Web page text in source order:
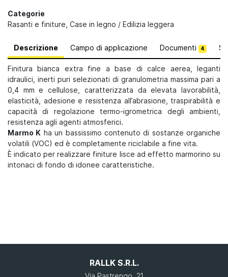
Descrizione Campo di applicazione Documenti 4
Finitura bianca extra fine a base di calce aerea, leganti
idraulici, inerti puri selezionati di granulometria massima pari a
0,4 mm e cellulose, caratterizzata da elevata lavorabilità,
elasticità, adesione e resistenza all’abrasione, traspirabilità e
capacità di regolazione termo-igrometrica degli ambienti,
resistenza agli agenti atmosferici.
Marmo K ha un bassissimo contenuto di sostanze organiche
volatili (VOC) ed è completamente riciclabile a fine vita.
È indicato per realizzare finiture lisce ad effetto marmorino su
intonaci di fondo di idonee caratteristiche.
Categorie
Rasanti e finiture Case in legno / Edilizia leggera
RALLK S.R.L.